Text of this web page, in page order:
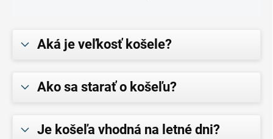
Aká je veľkosť košele?
Ako sa starať o košeľu?
Je košeľa vhodná na letné dni?